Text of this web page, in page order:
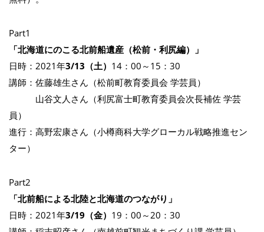
Part1
「北海道にのこる北前船遺産（松前・利尻編）」
日時：2021年3/13（土） 14：00～15：30
講師：佐藤雄生さん（松前町教育委員会 学芸員）
山谷文人さん（利尻富士町教育委員会次長補佐 学芸
員）
進行：高野宏康さん（小樽商科大学グローカル戦略推進セン
ター）
Part2
「北前船による北陸と北海道のつながり」
日時：2021年3/19（金） 19：00～20：30